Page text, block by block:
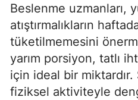
Beslenme uzmanları,
atıştırmalıkların
tüketilmemesini
yarım porsiyon, tatlı
için ideal bir
fiziksel aktiviteyle